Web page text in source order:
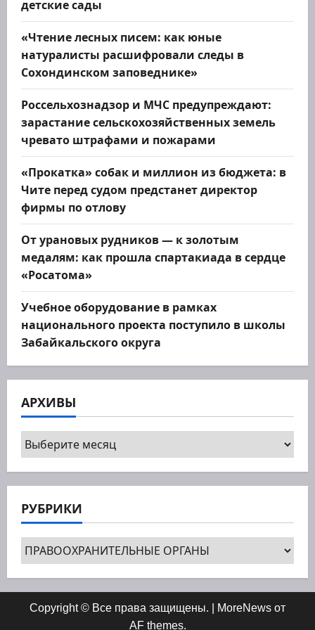
детские сады
«Чтение лесных писем: как юные
натуралисты расшифровали следы в
Сохондинском заповеднике»
Россельхознадзор и МЧС предупреждают:
зарастание сельскохозяйственных земель
чревато штрафами и пожарами
«Прокатка» собак и миллион из бюджета: в
Чите перед судом предстанет директор
фирмы по отлову
От урановых рудников — к золотым
медалям: как прошла спартакиада в сердце
«Росатома»
Учебное оборудование в рамках
национального проекта поступило в школы
Забайкальского округа
АРХИВЫ
Архивы
РУБРИКИ
Рубрики
Copyright © Все права защищены. MoreNews от
AF themes.